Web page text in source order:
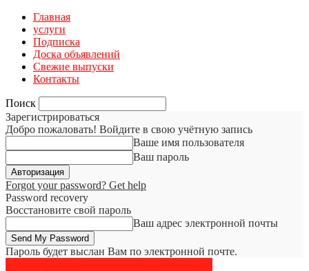
Главная
услуги
Подписка
Доска объявлений
Свежие выпуски
Контакты
Поиск
Зарегистрироваться
Добро пожаловать! Войдите в свою учётную запись
Ваше имя пользователя
Ваш пароль
Forgot your password? Get help
Password recovery
Восстановите свой пароль
Ваш адрес электронной почты
Пароль будет выслан Вам по электронной почте.